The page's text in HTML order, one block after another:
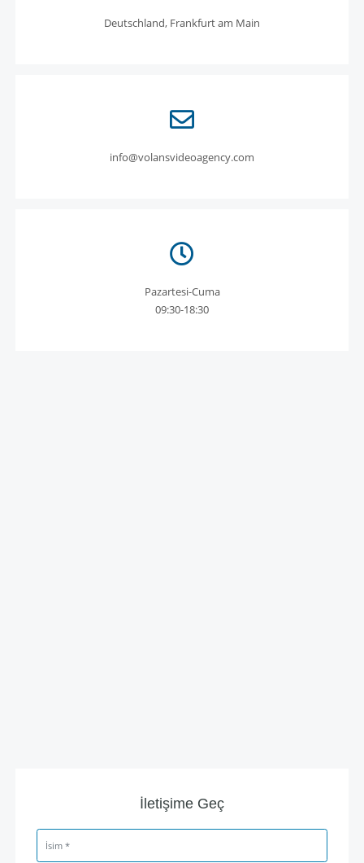
Deutschland, Frankfurt am Main
info@volansvideoagency.com
Pazartesi-Cuma
09:30-18:30
İletişime Geç